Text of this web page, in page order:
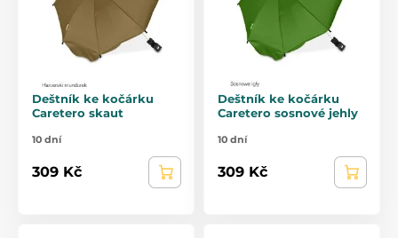
Deštník ke kočárku
Caretero skaut
10 dní
309 Kč
Deštník ke kočárku
Caretero sosnové jehly
10 dní
309 Kč